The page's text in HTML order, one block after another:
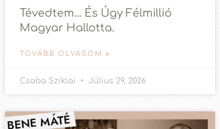
Tévedtem… És Úgy Félmillió
Magyar Hallotta.
TOVÁBB OLVASOM »
Csaba Sziklai Július 29, 2026